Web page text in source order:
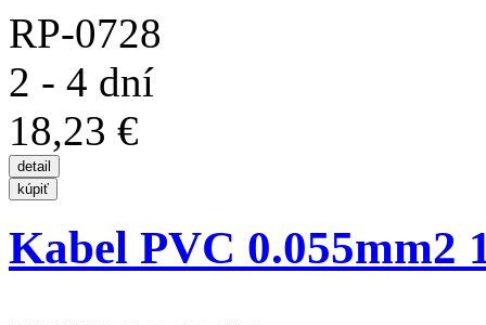
RP-0728
2 - 4 dní
18,23 €
Kabel PVC 0.055mm2